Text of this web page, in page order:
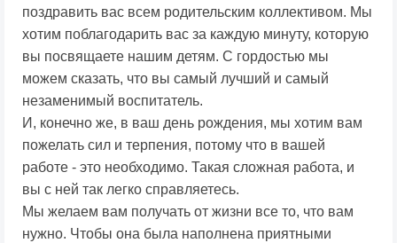
поздравить вас всем родительским коллективом. Мы
хотим поблагодарить вас за каждую минуту, которую
вы посвящаете нашим детям. С гордостью мы
можем сказать, что вы самый лучший и самый
незаменимый воспитатель.
И, конечно же, в ваш день рождения, мы хотим вам
пожелать сил и терпения, потому что в вашей
работе - это необходимо. Такая сложная работа, и
вы с ней так легко справляетесь.
Мы желаем вам получать от жизни все то, что вам
нужно. Чтобы она была наполнена приятными